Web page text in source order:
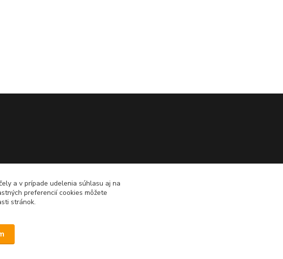
a v prípade udelenia súhlasu aj na
preferencií cookies môžete
stránok.